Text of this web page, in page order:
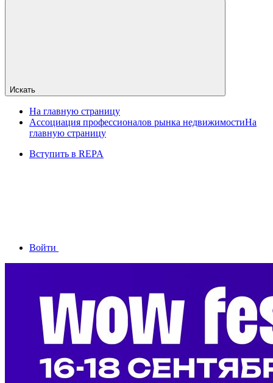
Искать
На главную страницу
Ассоциация профессионалов рынка недвижимостиНа
главную страницу
Вступить в REPA
Войти